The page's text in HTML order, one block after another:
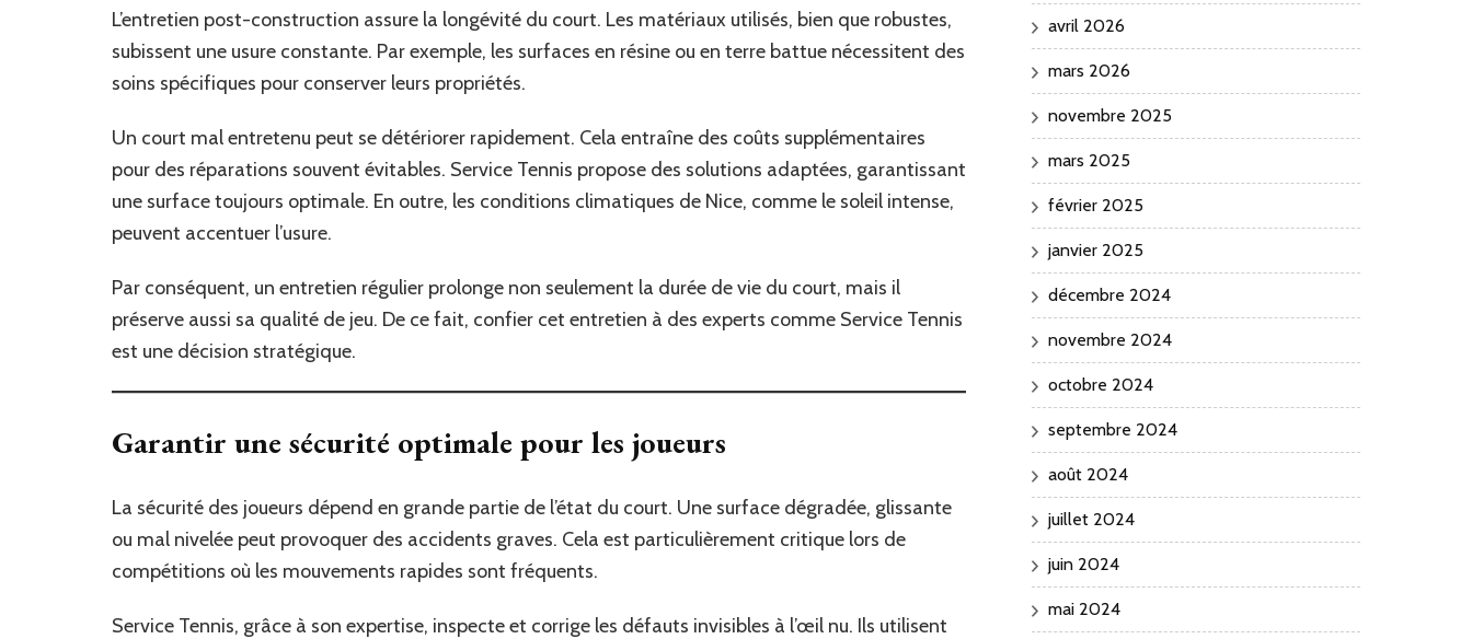
Nice
L’entretien post-construction assure la longévité du court. Les matériaux utilisés, bien que robustes,
subissent une usure constante. Par exemple, les surfaces en résine ou en terre battue nécessitent des
soins spécifiques pour conserver leurs propriétés.
Un court mal entretenu peut se détériorer rapidement. Cela entraîne des coûts supplémentaires
pour des réparations souvent évitables. Service Tennis propose des solutions adaptées, garantissant
une surface toujours optimale. En outre, les conditions climatiques de Nice, comme le soleil intense,
peuvent accentuer l’usure.
Par conséquent, un entretien régulier prolonge non seulement la durée de vie du court, mais il
préserve aussi sa qualité de jeu. De ce fait, confier cet entretien à des experts comme Service Tennis
est une décision stratégique.
Garantir une sécurité optimale pour les joueurs
La sécurité des joueurs dépend en grande partie de l’état du court. Une surface dégradée, glissante
ou mal nivelée peut provoquer des accidents graves. Cela est particulièrement critique lors de
compétitions où les mouvements rapides sont fréquents.
Service Tennis, grâce à son expertise, inspecte et corrige les défauts invisibles à l’œil nu. Ils utilisent
avril 2026
mars 2026
novembre 2025
mars 2025
février 2025
janvier 2025
décembre 2024
novembre 2024
octobre 2024
septembre 2024
août 2024
juillet 2024
juin 2024
mai 2024